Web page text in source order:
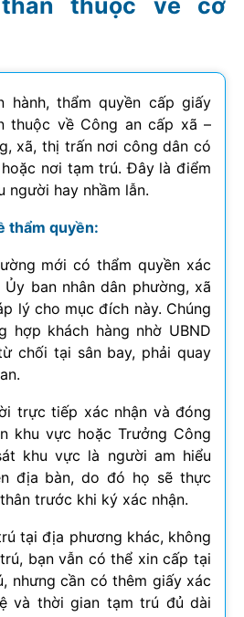
thuộc về cơ
hành, thẩm quyền cấp giấy
thuộc về Công an cấp xã –
xã, thị trấn nơi công dân có
nơi tạm trú. Đây là điểm
người hay nhầm lẫn.
thẩm quyền:
mới có thẩm quyền xác
Ủy ban nhân dân phường, xã
lý cho mục đích này. Chúng
hợp khách hàng nhờ UBND
chối tại sân bay, phải quay
trực tiếp xác nhận và đóng
khu vực hoặc Trưởng Công
khu vực là người am hiểu
địa bàn, do đó họ sẽ thực
trước khi ký xác nhận.
tại địa phương khác, không
bạn vẫn có thể xin cấp tại
nhưng cần có thêm giấy xác
và thời gian tạm trú đủ dài